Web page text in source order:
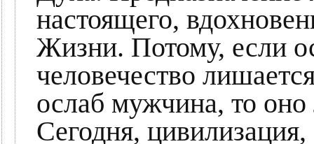
настоящего,
Жизни. Потому, если
человечество
ослаб мужчина, то
Сегодня,